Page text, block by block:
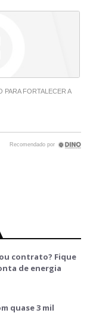
contrato? Fique
de energia
quase 3 mil